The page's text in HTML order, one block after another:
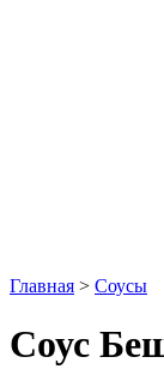
Главная > Соусы
Соус